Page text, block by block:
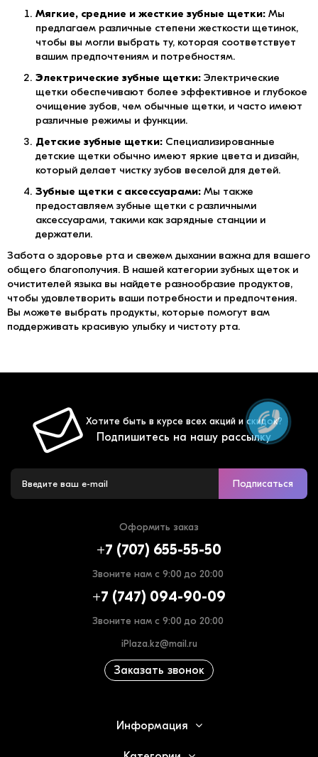
Мягкие, средние и жесткие зубные щетки: Мы
предлагаем различные степени жесткости щетинок,
чтобы вы могли выбрать ту, которая соответствует
вашим предпочтениям и потребностям.
Электрические зубные щетки: Электрические
щетки обеспечивают более эффективное и глубокое
очищение зубов, чем обычные щетки, и часто имеют
различные режимы и функции.
Детские зубные щетки: Специализированные
детские щетки обычно имеют яркие цвета и дизайн,
который делает чистку зубов веселой для детей.
Зубные щетки с аксессуарами: Мы также
предоставляем зубные щетки с различными
аксессуарами, такими как зарядные станции и
держатели.
Забота о здоровье рта и свежем дыхании важна для вашего
общего благополучия. В нашей категории зубных щеток и
очистителей языка вы найдете разнообразие продуктов,
чтобы удовлетворить ваши потребности и предпочтения.
Вы можете выбрать продукты, которые помогут вам
поддерживать красивую улыбку и чистоту рта.
Хотите быть в курсе всех акций и скидок?
Подпишитесь на нашу рассылку
Подписаться
Оформить заказ
+7 (707) 655-55-50
Звоните нам с 9:00 до 20:00
+7 (747) 094-90-09
Звоните нам с 9:00 до 20:00
iPlaza.kz@mail.ru
Заказать звонок
Информация